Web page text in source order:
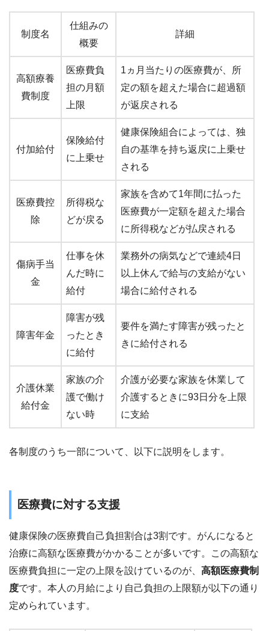
制度名
仕組みの
概要
詳細
高額療養
費制度
医療費負
担の月額
上限
1ヵ月当たりの医療費が、所
定の額を超えた場合に超過額
が返戻される
付加給付
保険給付
に上乗せ
健康保険組合によっては、独
自の基準を持ち返戻に上乗せ
される
医療費控
除
所得税な
どが戻る
家族を含めて1年間に払った
医療費が一定額を超えた場合
に所得税などが払戻される
傷病手当
金
仕事を休
んだ時に
給付
業務外の病気などで連続4日
以上休んで給与の支給がない
場合に給付される
障害年金
障害が残
ったとき
に給付
要件を満たす障害が残ったと
きに給付される
介護休業
給付金
家族の介
護で働け
ない時
介護が必要な家族を休業して
介護するときに93日分を上限
に支給
各制度のうち一部について、以下に説明をします。
医療費に対する支援
健康保険の医療費自己負担割合は3割です。がんになると
治療に高額な医療費がかかることが多いです。この高額な
医療費負担に一定の上限を設けているのが、 高額医療費制
度です。本人の月給により自己負担の上限額が以下の通り
定められています。